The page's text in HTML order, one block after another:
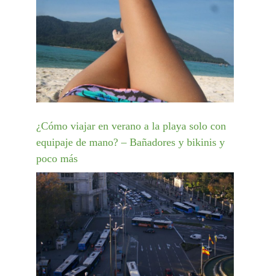
¿Cómo viajar en verano a la playa solo con
equipaje de mano? – Bañadores y bikinis y
poco más